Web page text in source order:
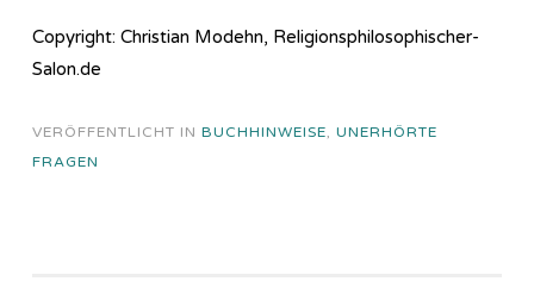
Copyright: Christian Modehn, Religionsphilosophischer-
Salon.de
VERÖFFENTLICHT IN BUCHHINWEISE, UNERHÖRTE
FRAGEN